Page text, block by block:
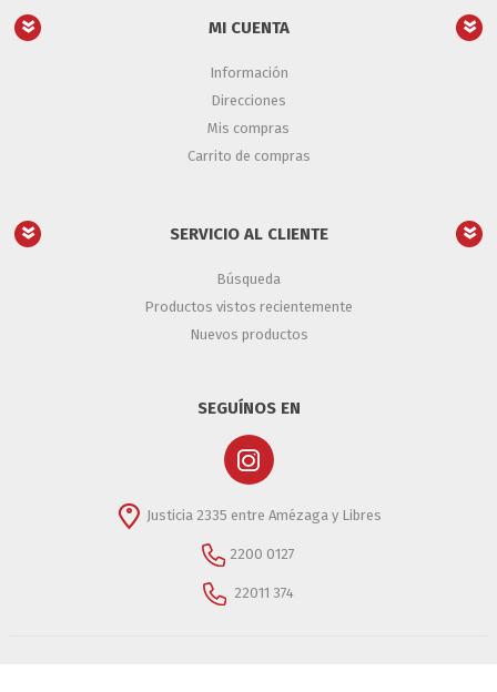
MI CUENTA
Información
Direcciones
Mis compras
Carrito de compras
SERVICIO AL CLIENTE
Búsqueda
Productos vistos recientemente
Nuevos productos
SEGUÍNOS EN
Justicia 2335 entre Amézaga y Libres
2200 0127
22011 374